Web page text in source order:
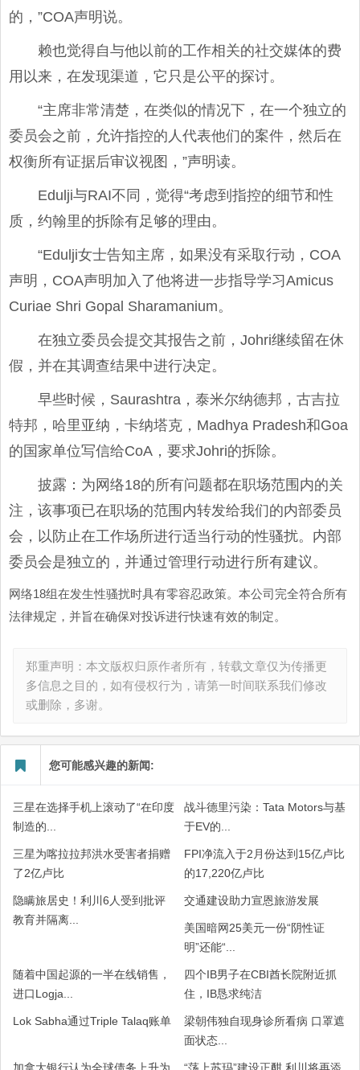
的，”COA声明说。
赖也觉得自与他以前的工作相关的社交媒体的费
用以来，在发现渠道，它只是公平的探讨。
“主席非常清楚，在类似的情况下，在一个独立的
委员会之前，允许指控的人代表他们的案件，然后在
权衡所有证据后审议视图，”声明读。
Edulji与RAI不同，觉得“考虑到指控的细节和性
质，约翰里的拆除有足够的理由。
“Edulji女士告知主席，如果没有采取行动，COA
声明，COA声明加入了他将​​进一步指导学习Amicus
Curiae Shri Gopal Sharamanium。
在独立委员会提交其报告之前，Johri继续留在休
假，并在其调查结果中进行决定。
早些时候，Saurashtra，泰米尔纳德邦，古吉拉
特邦，哈里亚纳，卡纳塔克，Madhya Pradesh和Goa
的国家单位写信给CoA，要求Johri的拆除。
披露：为网络18的所有问题都在职场范围内的关
注，该事项已在职场的范围内转发给我们的内部委员
会，以防止在工作场所进行适当行动的性骚扰。内部
委员会是独立的，并通过管理行动进行所有建议。
网络18组在发生性骚扰时具有零容忍政策。本公司完全符合所有
法律规定，并旨在确保对投诉进行快速有效的制定。
郑重声明：本文版权归原作者所有，转载文章仅为传播更
多信息之目的，如有侵权行为，请第一时间联系我们修改
或删除，多谢。
您可能感兴趣的新闻:
三星在选择手机上滚动了“在印度
制造的...
战斗德里污染：Tata Motors与基
于EV的...
三星为喀拉拉邦洪水受害者捐赠
了2亿卢比
FPI净流入于2月份达到15亿卢比
的17,220亿卢比
隐瞒旅居史！利川6人受到批评
教育并隔离...
交通建设助力宣恩旅游发展
美国暗网25美元一份“阴性证
明”还能“...
随着中国起源的一半在线销售，
进口Logja...
四个IB男子在CBI酋长院附近抓
住，IB恳求纯洁
Lok Sabha通过Triple Talaq账单
梁朝伟独自现身诊所看病 口罩遮
面状态...